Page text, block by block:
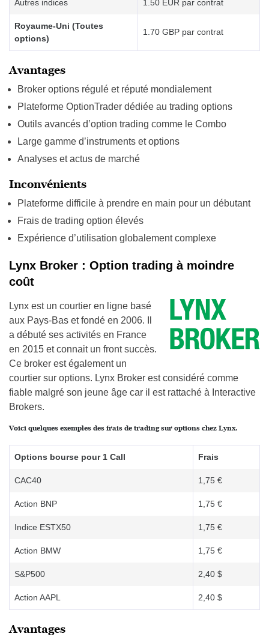
Autres indices 1.50 EUR par contrat
Royaume-Uni (Toutes
options)
1.70 GBP par contrat
Avantages
Broker options régulé et réputé mondialement
Plateforme OptionTrader dédiée au trading options
Outils avancés d’option trading comme le Combo
Large gamme d’instruments et options
Analyses et actus de marché
Inconvénients
Plateforme difficile à prendre en main pour un débutant
Frais de trading option élevés
Expérience d’utilisation globalement complexe
Lynx Broker : Option trading à moindre
coût
Lynx est un courtier en ligne basé
aux Pays-Bas et fondé en 2006. Il
a débuté ses activités en France
en 2015 et connait un front succès.
Ce broker est également un
courtier sur options. Lynx Broker est considéré comme
fiable malgré son jeune âge car il est rattaché à Interactive
Brokers.
Voici quelques exemples des frais de trading sur options chez Lynx.
Options bourse pour 1 Call Frais
CAC40 1,75 €
Action BNP 1,75 €
Indice ESTX50 1,75 €
Action BMW 1,75 €
S&P500 2,40 $
Action AAPL 2,40 $
Avantages